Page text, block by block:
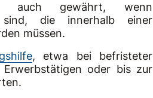
auch gewährt, wenn
die innerhalb einer
müssen.
, etwa bei befristeter
oder bis zur